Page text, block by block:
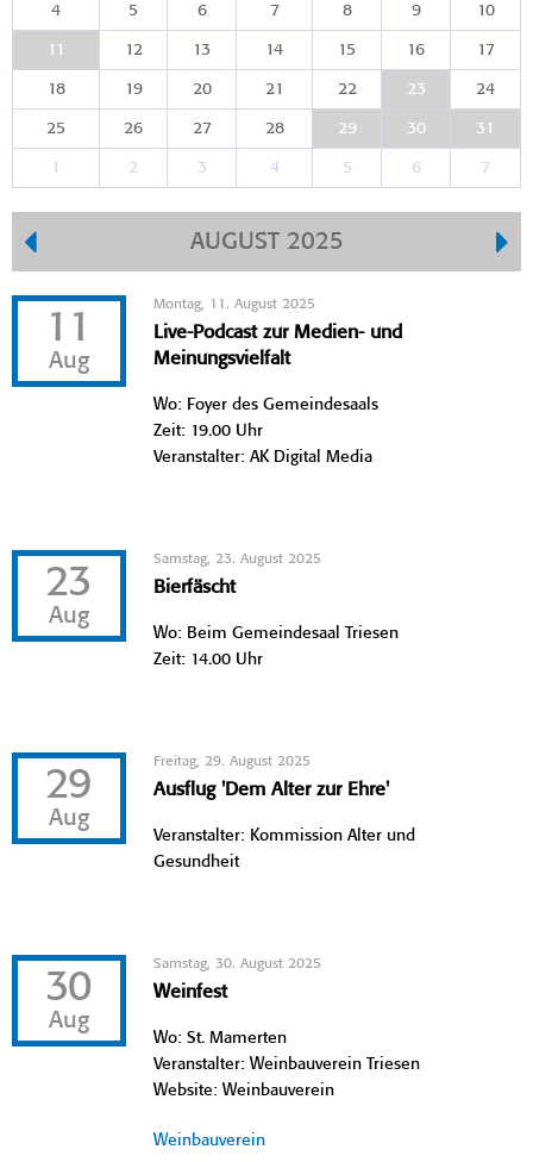
4 5 6 7 8 9 10
11 12 13 14 15 16 17
18 19 20 21 22 23 24
25 26 27 28 29 30 31
1 2 3 4 5 6 7
AUGUST 2025
11
Aug
Montag, 11. August 2025
Live-Podcast zur Medien- und
Meinungsvielfalt
Wo: Foyer des Gemeindesaals
Zeit: 19.00 Uhr
Veranstalter: AK Digital Media
23
Aug
Samstag, 23. August 2025
Bierfäscht
Wo: Beim Gemeindesaal Triesen
Zeit: 14.00 Uhr
29
Aug
Freitag, 29. August 2025
Ausflug 'Dem Alter zur Ehre'
Veranstalter: Kommission Alter und
Gesundheit
30
Aug
Samstag, 30. August 2025
Weinfest
Wo: St. Mamerten
Veranstalter: Weinbauverein Triesen
Website: Weinbauverein
Weinbauverein